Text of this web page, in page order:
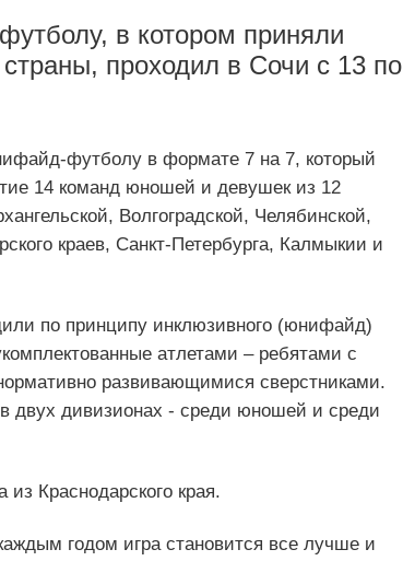
в котором приняли
проходил в Сочи с 13 по
футболу в формате 7 на 7, который
14 команд юношей и девушек из 12
Волгоградской, Челябинской,
краев, Санкт-Петербурга, Калмыкии и
по принципу инклюзивного (юнифайд)
атлетами – ребятами с
развивающимися сверстниками.
двух дивизионах - среди юношей и среди
Краснодарского края.
годом игра становится все лучше и